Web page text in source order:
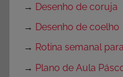
→ Desenho de coruja
→ Desenho de coelho
→ Rotina semanal
→ Plano de Aula